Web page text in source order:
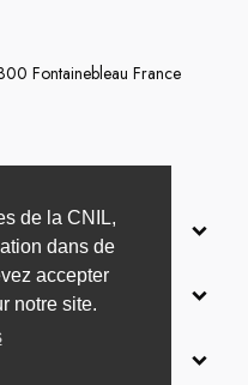
de la CNIL,
dans de
accepter
notre site.
Fontainebleau France